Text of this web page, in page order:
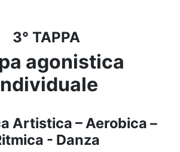
3° TAPPA
agonistica
Artistica – Aerobica –
- Danza